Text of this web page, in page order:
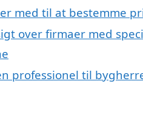
med til at bestemme
over firmaer med
professionel til